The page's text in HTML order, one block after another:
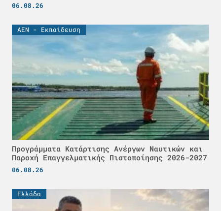
06.08.26
ΑΕΝ - Εκπαίδευση
Προγράμματα Κατάρτισης Ανέργων Ναυτικών και
Παροχή Επαγγελματικής Πιστοποίησης 2026-2027
06.08.26
Ελλάδα